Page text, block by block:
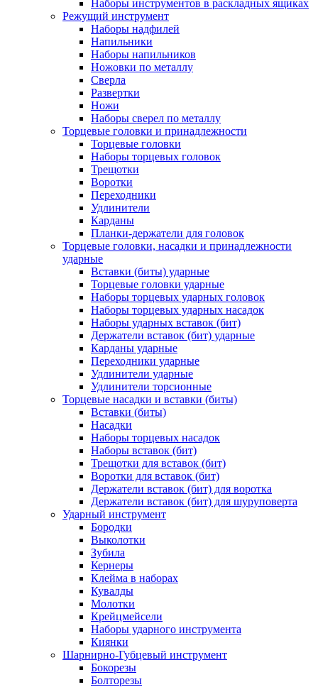
Наборы инструментов в раскладных ящиках
Режущий инструмент
Наборы надфилей
Напильники
Наборы напильников
Ножовки по металлу
Сверла
Развертки
Ножи
Наборы сверел по металлу
Торцевые головки и принадлежности
Торцевые головки
Наборы торцевых головок
Трещотки
Воротки
Переходники
Удлинители
Карданы
Планки-держатели для головок
Торцевые головки, насадки и принадлежности
ударные
Вставки (биты) ударные
Торцевые головки ударные
Наборы торцевых ударных головок
Наборы торцевых ударных насадок
Наборы ударных вставок (бит)
Держатели вставок (бит) ударные
Карданы ударные
Переходники ударные
Удлинители ударные
Удлинители торсионные
Торцевые насадки и вставки (биты)
Вставки (биты)
Насадки
Наборы торцевых насадок
Наборы вставок (бит)
Трещотки для вставок (бит)
Воротки для вставок (бит)
Держатели вставок (бит) для воротка
Держатели вставок (бит) для шуруповерта
Ударный инструмент
Бородки
Выколотки
Зубила
Кернеры
Клейма в наборах
Кувалды
Молотки
Крейцмейсели
Наборы ударного инструмента
Киянки
Шарнирно-Губцевый инструмент
Бокорезы
Болторезы